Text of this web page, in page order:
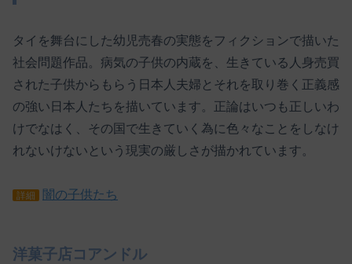
タイを舞台にした幼児売春の実態をフィクションで描いた
社会問題作品。病気の子供の内蔵を、生きている人身売買
された子供からもらう日本人夫婦とそれを取り巻く正義感
の強い日本人たちを描いています。正論はいつも正しいわ
けでなはく、その国で生きていく為に色々なことをしなけ
れないけないという現実の厳しさが描かれています。
詳細 闇の子供たち
洋菓子店コアンドル